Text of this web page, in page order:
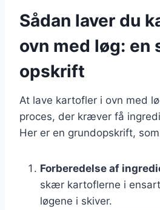
Sådan laver du
ovn med løg: en
opskrift
At lave kartofler i ovn med
proces, der kræver få
Her er en grundopskrift,
Forberedelse af
skær kartoflerne i
løgene i skiver.